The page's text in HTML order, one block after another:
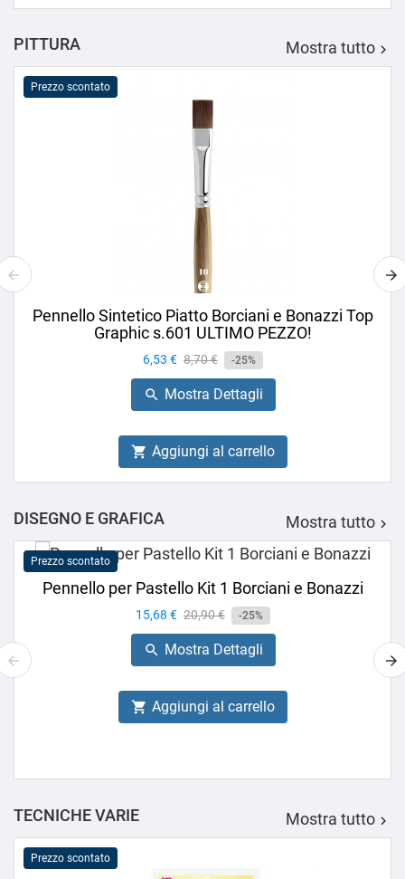
base
PITTURA Mostra tutto 
Prezzo scontato
Pennello Sintetico Piatto Borciani e Bonazzi Top
Graphic s.601 ULTIMO PEZZO!
Prezzo
6,53 € Prezzo
base
8,70 € -25%
 Mostra Dettagli
 Aggiungi al carrello
DISEGNO E GRAFICA Mostra tutto 
Prezzo scontato
Pennello per Pastello Kit 1 Borciani e Bonazzi
Prezzo
15,68 € Prezzo
base
20,90 € -25%
 Mostra Dettagli
 Aggiungi al carrello
TECNICHE VARIE Mostra tutto 
Prezzo scontato